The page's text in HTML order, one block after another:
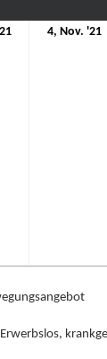
3.
4, Nov. '214.
Erwerbslos,